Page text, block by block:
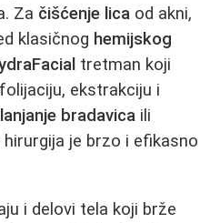
Za čišćenje lica od akni,
klasičnog hemijskog
tretman koji
ekstrakciju i
bradavica ili
hirurgija je brzo i efikasno
i delovi tela koji brže